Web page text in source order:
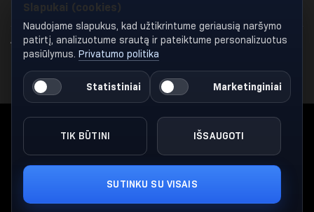
Krepšelis
Apmokėjimas
Keisti slapukų nustatymus
Visos teisės saugomos 2026 ©Gymglamour.lt
Slapukai (cookies)
Naudojame slapukus, kad užtikrintume geriausią naršymo
patirtį, analizuotume srautą ir pateiktume personalizuotus
pasiūlymus. Privatumo politika
Statistiniai Marketinginiai
TIK BŪTINI IŠSAUGOTI
SUTINKU SU VISAIS